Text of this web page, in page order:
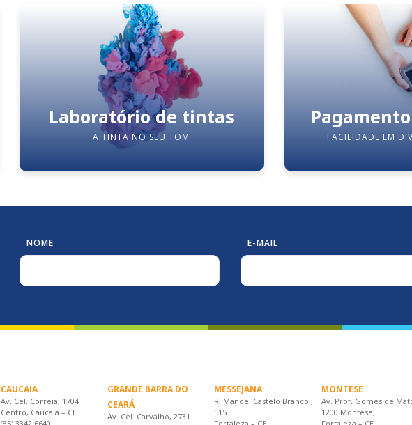
Laboratório de tintas
A TINTA NO SEU TOM FACILIDADE EM
NOME E-MAIL
CAUCAIA
Av. Cel. Correia, 1704
Centro, Caucaia – CE
(85) 3342.6640
GRANDE BARRA DO
CEARÁ
Av. Cel. Carvalho, 2731
MESSEJANA
R. Manoel Castelo Branco ,
515
Fortaleza – CE
MONTESE
Av. Prof. Gomes de
1200 Montese,
Fortaleza – CE